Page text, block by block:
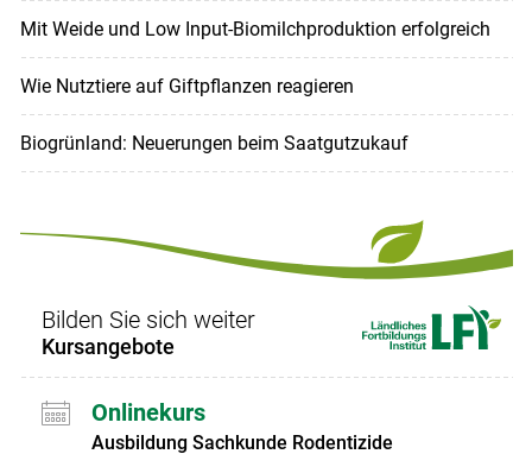
Mit Weide und Low Input-Biomilchproduktion erfolgreich
Wie Nutztiere auf Giftpflanzen reagieren
Biogrünland: Neuerungen beim Saatgutzukauf
Bilden Sie sich weiter
Kursangebote
Onlinekurs
Ausbildung Sachkunde Rodentizide